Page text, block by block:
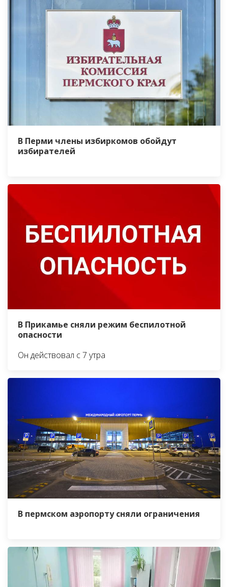
В Перми члены избиркомов обойдут
избирателей
В Прикамье сняли режим беспилотной
опасности
Он действовал с 7 утра
В пермском аэропорту сняли ограничения